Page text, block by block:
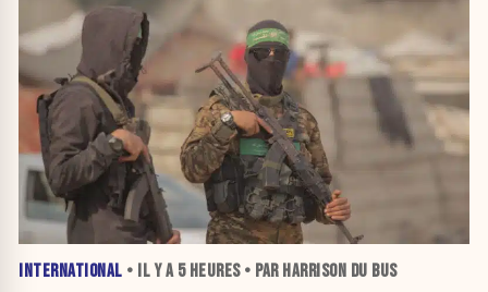
INTERNATIONAL • IL Y A 5 HEURES• PAR HARRISON DU BUS